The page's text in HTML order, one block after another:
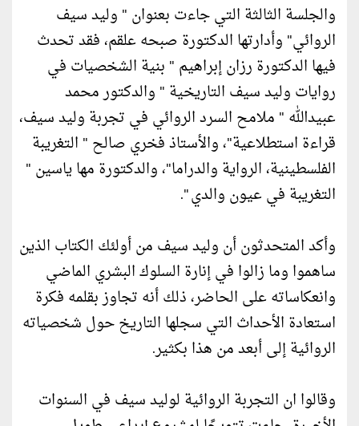
والجلسة الثالثة التي جاءت بعنوان " وليد سيف
الروائي" وأدارتها الدكتورة صبحه علقم، فقد تحدث
فيها الدكتورة رزان إبراهيم " بنية الشخصيات في
روايات وليد سيف التاريخية " والدكتور محمد
عبيدالله " ملامح السرد الروائي في تجربة وليد سيف،
قراءة استطلاعية"، والأستاذ فخري صالح " التغريبة
الفلسطينية، الرواية والدراما"، والدكتورة مها ياسين "
التغريبة في عيون والدي ".
وأكد المتحدثون أن وليد سيف من أولئك الكتاب الذين
ساهموا وما زالوا في إنارة السلوك البشري الماضي
وانعكاساته على الحاضر، ذلك أنه تجاوز بقلمه فكرة
استعادة الأحداث التي سجلها التاريخ حول شخصياته
الروائية إلى أبعد من هذا بكثير.
وقالوا ان التجربة الروائية لوليد سيف في السنوات